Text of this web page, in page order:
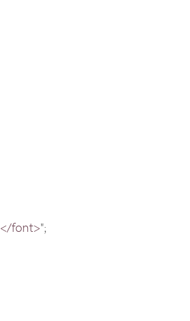
</font>";